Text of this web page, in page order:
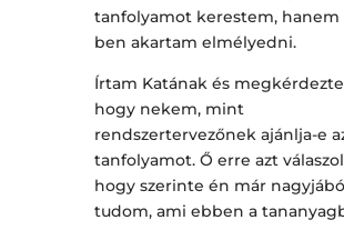
tanfolyamot kerestem, hanem
ben akartam elmélyedni.
Írtam Katának és
hogy nekem, mint
rendszertervezőnek ajánlja-e
tanfolyamot. Ő erre azt
hogy szerinte én már
tudom, ami ebben a